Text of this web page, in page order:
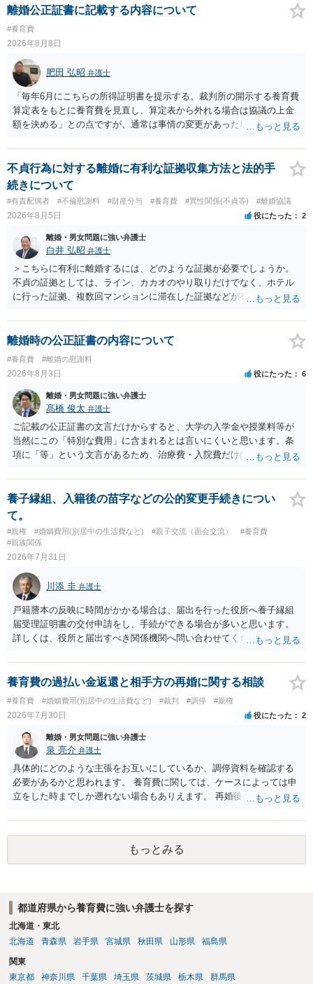
離婚公正証書に記載する内容について
#養育費
2026年8月8日
肥田 弘昭 弁護士
「毎年6月にこちらの所得証明書を提示する。裁判所の開示する養育費
算定表をもとに養育費を見直し、算定表から外れる場合は協議の上金
額を決める」との点ですが、通常は事情の変更があった場合に変更し
来なかった事情の変更により双方協議の上増減出来る」と「通知義務
に勤務先」が含まれているので、私に収入が入った事は相手に通知が
行く事になり、上記のような文言が無くても養育費の見直しは適宜出
来るかと思うのですが違うのでしょうか？との点はそのとおりかと思
います。養育費は事情の変更があった場合に変更するので毎年見直す
ことはあまりないです。ご参考にしてください。
不貞行為に対する離婚に有利な証拠収集方法と法的手
続きについて
#有責配偶者 #不倫慰謝料 #財産分与 #養育費 #異性関係(不貞等) #離婚協議
2026年8月5日 役にたった 2
離婚・男女問題に強い弁護士
白井 弘昭 弁護士
＞こちらに有利に離婚するには、どのような証拠が必要でしょうか。
不貞の証拠としては、ライン、カカオのやり取りだけでなく、ホテル
に行った証拠、複数回マンションに滞在した証拠などが有効です。 不
婚する、慰謝料をとるなど）ことができると思われます。 ただし、不
貞発覚後、長期間同居を続けると、不貞を許したとの評価につながる
離婚時の公正証書の内容について
#養育費 #離婚の慰謝料
2026年8月3日 役にたった 6
離婚・男女問題に強い弁護士
髙橋 俊太 弁護士
ご記載の公正証書の文言だけからすると、大学の入学金や授業料等が
当然にこの「特別な費用」に含まれるとは言いにくいと思います。条
項に「等」という文言があるため、治療費・入院費だけに限定される
れていますので、通常は、病気や事故によって臨時に必要となった医
療費その他これに類する特別支出を念頭に置いた条項と読むのが自然
です。したがって、大学の入学金、授業料、受験費用などの教育費に
ついてまで、「この条項があるから当然に半額を請求できる」とまで
は言いにくいと思われます。なお、通常、大学進学費用をどこまで負
担すべきかについては、離婚時の合意内容のほか、子どもの年齢、大
や費用などを踏まえて個別に検討することになります。公正証書の他
の条項において、養育費の終期についてどのように定められている
か、大学進学に関する定めの有無、「教育費」「進学費用」に関する
定めの有無等について確認する必要があると考えられます。
養子縁組、入籍後の苗字などの公的変更手続きについ
て。
#親権 #婚姻費用(別居中の生活費など) #親子交流（面会交流）
#養育費
#親族関係
2026年7月31日
川添 圭 弁護士
戸籍謄本の反映に時間がかかる場合は、届出を行った役所へ養子縁組
届受理証明書の交付申請をし、手続ができる場合が多いと思います。
詳しくは、役所と届出すべき関係機関へ問い合わせてください。
養育費の過払い金返還と相手方の再婚に関する相談
#養育費 #婚姻費用(別居中の生活費など) #裁判 #調停 #親権
2026年7月30日 役にたった 2
離婚・男女問題に強い弁護士
泉 亮介 弁護士
具体的にどのような主張をお互いにしているか、調停資料を確認する
必要があるかと思われます。 養育費に関しては、ケースによっては申
立をした時までしか遡れない場合もありえます。 再婚後の相手方の行
養育費に関するやりとり等があればそちらについても確認する必要が
あるでしょう。 公開相談の場での回答よりも個別に弁護士にご相談さ
れることをお勧めいたします。もっとみる
都道府県から養育費に強い弁護士を探す
北海道・東北
北海道
青森県 岩手県 宮城県 秋田県 山形県 福島県
関東
東京都
神奈川県 千葉県 埼玉県 茨城県 栃木県 群馬県